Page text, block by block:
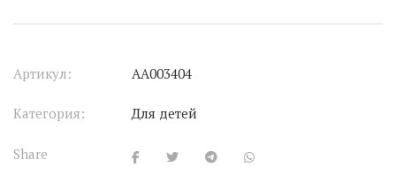
Артикул: АА003404
Категория: Для детей
Share